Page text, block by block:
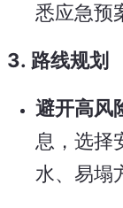
悉应急预
3. 路线规划
避开高风
息，选择
水、易塌